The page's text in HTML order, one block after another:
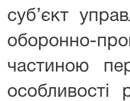
суб’єкт
оборонно-
частиною
особливості